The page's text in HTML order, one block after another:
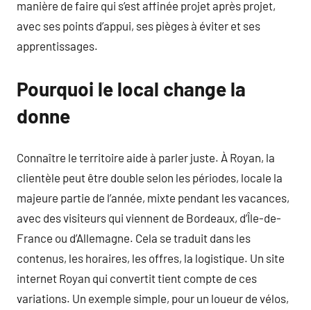
manière de faire qui s’est affinée projet après projet,
avec ses points d’appui, ses pièges à éviter et ses
apprentissages.
Pourquoi le local change la
donne
Connaître le territoire aide à parler juste. À Royan, la
clientèle peut être double selon les périodes, locale la
majeure partie de l’année, mixte pendant les vacances,
avec des visiteurs qui viennent de Bordeaux, d’Île-de-
France ou d’Allemagne. Cela se traduit dans les
contenus, les horaires, les offres, la logistique. Un site
internet Royan qui convertit tient compte de ces
variations. Un exemple simple, pour un loueur de vélos,